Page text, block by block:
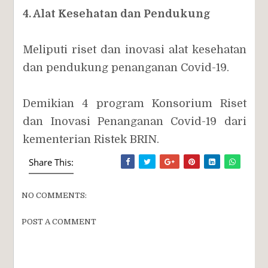
4. Alat Kesehatan dan Pendukung
Meliputi riset dan inovasi alat kesehatan
dan pendukung penanganan Covid-19.
Demikian 4 program Konsorium Riset
dan Inovasi Penanganan Covid-19 dari
kementerian Ristek BRIN.
Share This:
NO COMMENTS:
POST A COMMENT